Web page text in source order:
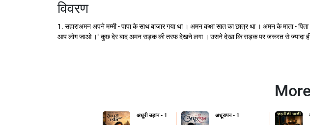
विवरण
1. सहाराअमन अपने मम्मी - पापा के साथ बाजार गया था । अमन कक्षा सात का छात्र था । अमन के माता -
आप लोग जाओ ।" कुछ देर बाद अमन सड़क की तरफ देखने लगा । उसने देखा कि सड़क पर जरूरत से ज्यादा
अधूरी उड़ान - 1 अधूरापन - 1